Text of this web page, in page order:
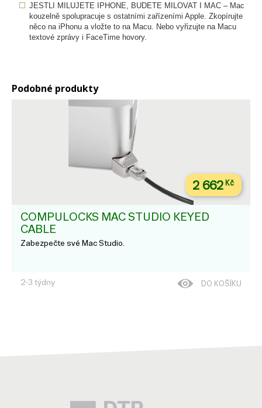
JESTLI MILUJETE IPHONE, BUDETE MILOVAT I MAC – Mac
kouzelně spolupracuje s ostatními zařízeními Apple. Zkopírujte
něco na iPhonu a vložte to na Macu. Nebo vyřizujte na Macu
textové zprávy i FaceTime hovory.
Podobné produkty
2 662 Kč
COMPULOCKS MAC STUDIO KEYED
CABLE
Zabezpečte své Mac Studio.
2-3 týdny DO KOŠÍKU